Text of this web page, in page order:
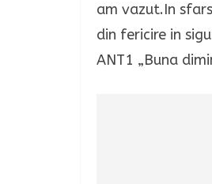
am vazut.In
din fericire in
ANT1 „Buna